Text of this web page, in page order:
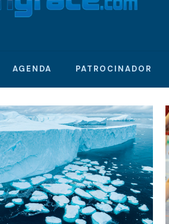
AGENDA PATROCINADOR